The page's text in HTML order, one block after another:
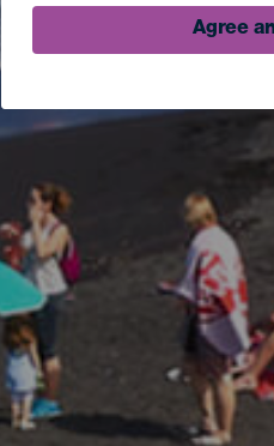
Agree